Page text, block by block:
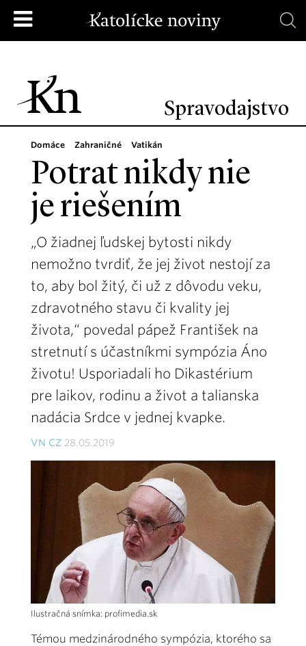
Spravodajstvo
Domáce Zahraničné Vatikán
Potrat nikdy nie
je riešením
„O žiadnej ľudskej bytosti nikdy
nemožno tvrdiť, že jej život nestojí za
to, aby bol žitý, či už z dôvodu veku,
zdravotného stavu či kvality jej
života,“ povedal pápež František na
stretnutí s účastníkmi sympózia Áno
životu! Usporiadali ho Dikastérium
pre laikov, rodinu a život a talianska
nadácia Srdce v jednej kvapke.
VN CZ 28.05.2019
Ilustračná snímka: profimedia.sk
Témou medzinárodného sympózia, ktorého sa